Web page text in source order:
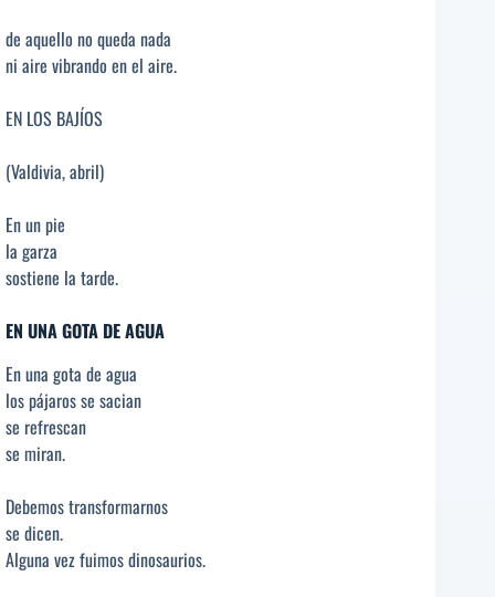
de aquello no queda nada
ni aire vibrando en el aire.
EN LOS BAJÍOS
(Valdivia, abril)
En un pie
la garza
sostiene la tarde.
EN UNA GOTA DE AGUA
En una gota de agua
los pájaros se sacian
se refrescan
se miran.
Debemos transformarnos
se dicen.
Alguna vez fuimos dinosaurios.